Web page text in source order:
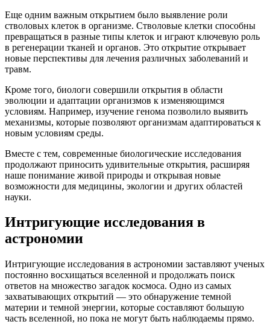
Еще одним важным открытием было выявление роли
стволовых клеток в организме. Стволовые клетки способны
превращаться в разные типы клеток и играют ключевую роль
в регенерации тканей и органов. Это открытие открывает
новые перспективы для лечения различных заболеваний и
травм.
Кроме того, биологи совершили открытия в области
эволюции и адаптации организмов к изменяющимся
условиям. Например, изучение генома позволило выявить
механизмы, которые позволяют организмам адаптироваться к
новым условиям среды.
Вместе с тем, современные биологические исследования
продолжают приносить удивительные открытия, расширяя
наше понимание живой природы и открывая новые
возможности для медицины, экологии и других областей
науки.
Интригующие исследования в
астрономии
Интригующие исследования в астрономии заставляют ученых
постоянно восхищаться вселенной и продолжать поиск
ответов на множество загадок космоса. Одно из самых
захватывающих открытий — это обнаружение темной
материи и темной энергии, которые составляют большую
часть вселенной, но пока не могут быть наблюдаемы прямо.